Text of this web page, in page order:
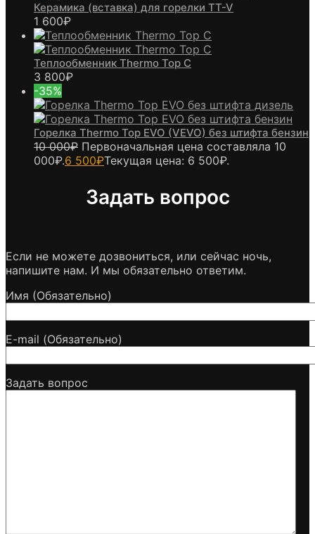
Керамика (вставка) для горелки TT-V
1 600₽
Теплообменник Thermo Top C
3 800₽
-35%
Горелка Thermo Top EVO (VEVO) без штифта бензин
10 000₽ Первоначальная цена составляла 10
000₽.6 500₽Текущая цена: 6 500₽.
Задать вопрос
Если не можете дозвониться, или сейчас ночь,
напишите нам. И мы обязательно ответим.
Имя (Обязательно)
E-mail (Обязательно)
Задать вопрос